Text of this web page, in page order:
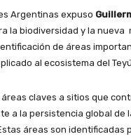
Argentinas expuso
la biodiversidad y la nueva
de áreas
al ecosistema del
claves a sitios que
a la persistencia global de
áreas son identificadas